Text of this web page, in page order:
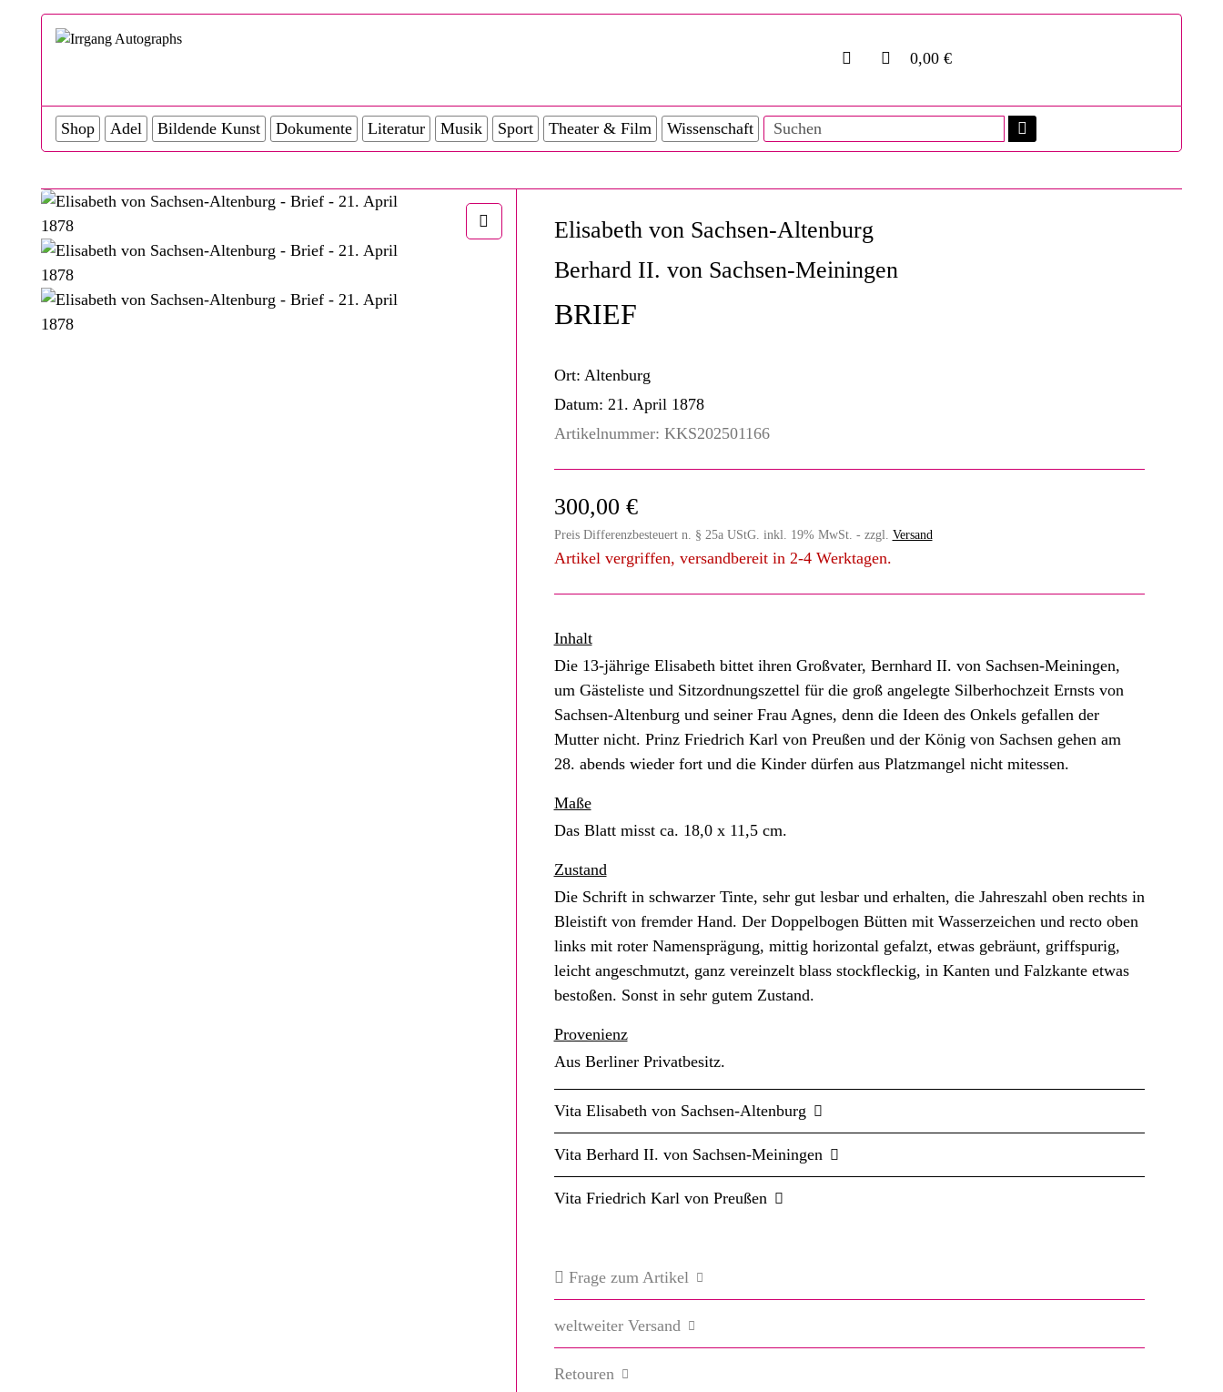
0,00 €
Shop Adel Bildende Kunst Dokumente Literatur Musik Sport Theater & Film Wissenschaft
Elisabeth von Sachsen-Altenburg
Berhard II. von Sachsen-Meiningen
BRIEF
Ort: Altenburg
Datum: 21. April 1878
Artikelnummer: KKS202501166
300,00 €
Preis Differenzbesteuert n. § 25a UStG. inkl. 19% MwSt. - zzgl. Versand
Artikel vergriffen, versandbereit in 2-4 Werktagen.
Inhalt
Die 13-jährige Elisabeth bittet ihren Großvater, Bernhard II. von Sachsen-Meiningen,
um Gästeliste und Sitzordnungszettel für die groß angelegte Silberhochzeit Ernsts von
Sachsen-Altenburg und seiner Frau Agnes, denn die Ideen des Onkels gefallen der
Mutter nicht. Prinz Friedrich Karl von Preußen und der König von Sachsen gehen am
28. abends wieder fort und die Kinder dürfen aus Platzmangel nicht mitessen.
Maße
Das Blatt misst ca. 18,0 x 11,5 cm.
Zustand
Die Schrift in schwarzer Tinte, sehr gut lesbar und erhalten, die Jahreszahl oben rechts in
Bleistift von fremder Hand. Der Doppelbogen Bütten mit Wasserzeichen und recto oben
links mit roter Namensprägung, mittig horizontal gefalzt, etwas gebräunt, griffspurig,
leicht angeschmutzt, ganz vereinzelt blass stockfleckig, in Kanten und Falzkante etwas
bestoßen. Sonst in sehr gutem Zustand.
Provenienz
Aus Berliner Privatbesitz.
Vita Elisabeth von Sachsen-Altenburg
Vita Berhard II. von Sachsen-Meiningen
Vita Friedrich Karl von Preußen
Frage zum Artikel
weltweiter Versand
Retouren